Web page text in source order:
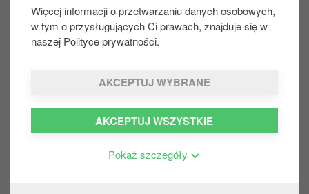
Więcej informacji o przetwarzaniu danych osobowych,
w tym o przysługujących Ci prawach, znajduje się w
naszej Polityce prywatności.
AKCEPTUJ WYBRANE
AKCEPTUJ WSZYSTKIE
Pokaż szczegóły
administrator danych?
W jaki sposób gromadzimy Twoje dane
osobowe?